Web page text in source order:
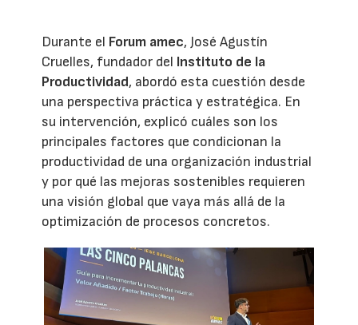
Durante el Forum amec, José Agustín
Cruelles, fundador del Instituto de la
Productividad, abordó esta cuestión desde
una perspectiva práctica y estratégica. En
su intervención, explicó cuáles son los
principales factores que condicionan la
productividad de una organización industrial
y por qué las mejoras sostenibles requieren
una visión global que vaya más allá de la
optimización de procesos concretos.